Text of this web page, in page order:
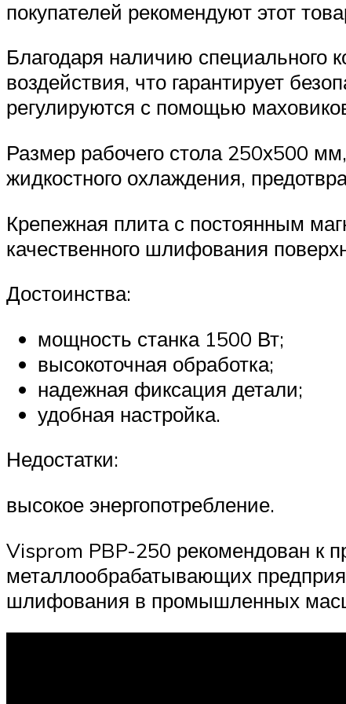
покупателей рекомендуют этот
Благодаря наличию специального
воздействия, что гарантирует
регулируются с помощью
Размер рабочего стола 250х500
жидкостного охлаждения,
Крепежная плита с постоянным
качественного шлифования
Достоинства:
мощность станка 1500 Вт;
высокоточная обработка;
надежная фиксация детали;
удобная настройка.
Недостатки:
высокое энергопотребление.
Visprom PBP-250 рекомендован к
металлообрабатывающих
шлифования в промышленных